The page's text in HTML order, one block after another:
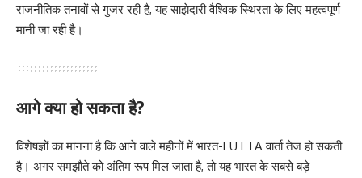
राजनीतिक तनावों से गुजर रही है, यह साझेदारी वैश्विक स्थिरता के लिए महत्वपूर्ण
मानी जा रही है।
आगे क्या हो सकता है?
विशेषज्ञों का मानना है कि आने वाले महीनों में भारत-EU FTA वार्ता तेज हो सकती
है। अगर समझौते को अंतिम रूप मिल जाता है, तो यह भारत के सबसे बड़े